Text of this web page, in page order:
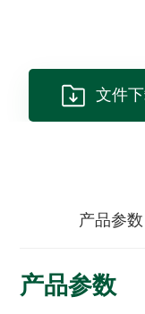
文件
产品参数
产品参数